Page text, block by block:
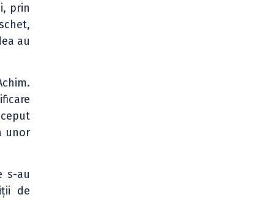
prin
au
unor
s-au
de